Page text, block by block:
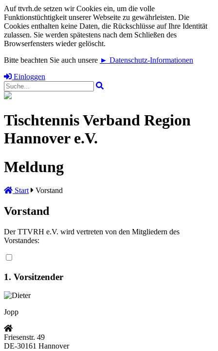
Auf ttvrh.de setzen wir Cookies ein, um die volle
Funktionstüchtigkeit unserer Webseite zu gewährleisten. Die
Cookies enthalten keine Daten, die Rückschlüsse auf Ihre Identität
zulassen. Sie werden spätestens nach dem Schließen des
Browserfensters wieder gelöscht.
Bitte beachten Sie auch unsere ► Datenschutz-Informationen
Einloggen
Tischtennis Verband Region
Hannover e.V.
Meldung
Start Vorstand
Vorstand
Der TTVRH e.V. wird vertreten von den Mitgliedern des
Vorstandes:
1. Vorsitzender
Dieter
Jopp
Friesenstr. 49
DE-30161 Hannover